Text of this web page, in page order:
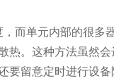
而单元内部的很多
热。这种方法虽然
留意定时进行设备